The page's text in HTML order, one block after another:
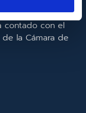
de
contado con el
la Cámara de